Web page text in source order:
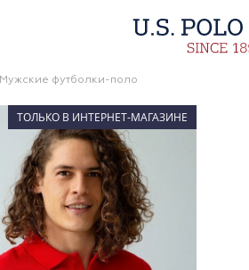
Мужские футболки-поло
ТОЛЬКО В ИНТЕРНЕТ-МАГАЗИНЕ